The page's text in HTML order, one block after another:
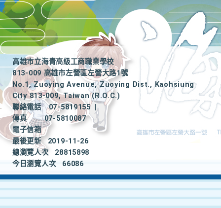
高雄市立海青高級工商職業學校
813-009 高雄市左營區左營大路1號
No.1, Zuoying Avenue, Zuoying Dist., Kaohsiung
City 813-009, Taiwan (R.O.C.)
聯絡電話
07-5819155
|
傳真
07-5810087
電子信箱
最後更新
2019-11-26
總瀏覽人次
28815898
今日瀏覽人次
66086